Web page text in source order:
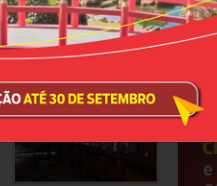
TJ-SP publica lista de
servidores contemplados
com progressão de grau;
saiba como consultar